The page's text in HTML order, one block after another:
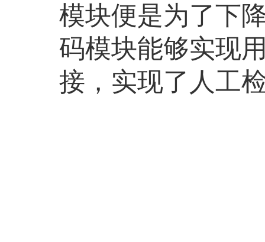
模块便是为了下
码模块能够实现
接，实现了人工